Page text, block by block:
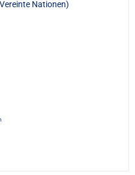
Nationen)